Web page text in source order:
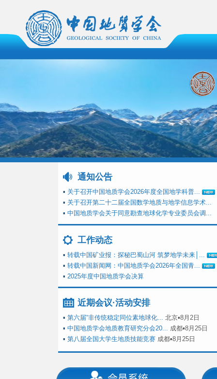
通知公告
▪ 关于召开中国地质学会2026年度全国地学科普...
▪ 关于召开第二十二届全国数学地质与地学信息学术...
▪ 中国地质学会关于同意勘查地球化学专业委员会调...
工作动态
▪ 转载中国矿业报：探秘巴蜀山河 筑梦地学未来│...
▪ 转载中国新闻网：中国地质学会2026年全国青...
▪ 2025年度中国地质学会决算
近期会议·活动安排
▪ 第六届“非传统稳定同位素地球化... 北京▪8月2日
▪ 中国地质学会地质教育研究分会20... 成都▪8月25日
▪ 第八届全国大学生地质技能竞赛 成都▪8月25日